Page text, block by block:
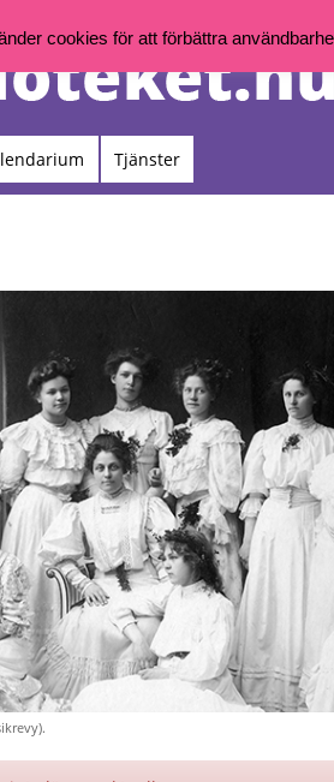
Tjänster
cookies för att förbättra